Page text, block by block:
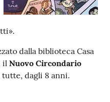
dalla biblioteca Casa
il Nuovo Circondario
dagli 8 anni.